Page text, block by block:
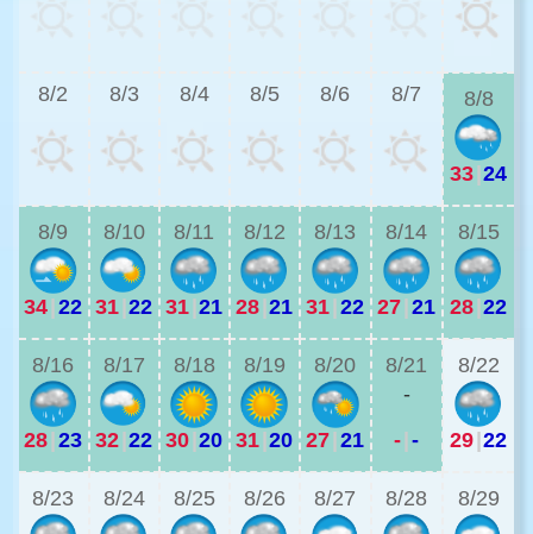
8/2 8/3 8/4 8/5 8/6 8/7 8/8
33 24
8/9
34 22
8/10
31 22
8/11
31 21
8/12
28 21
8/13
31 22
8/14
27 21
8/15
28 22
8/16
28 23
8/17
32 22
8/18
30 20
8/19
31 20
8/20
27 21
8/21
-
- -
8/22
29 22
8/23 8/24 8/25 8/26 8/27 8/28 8/29